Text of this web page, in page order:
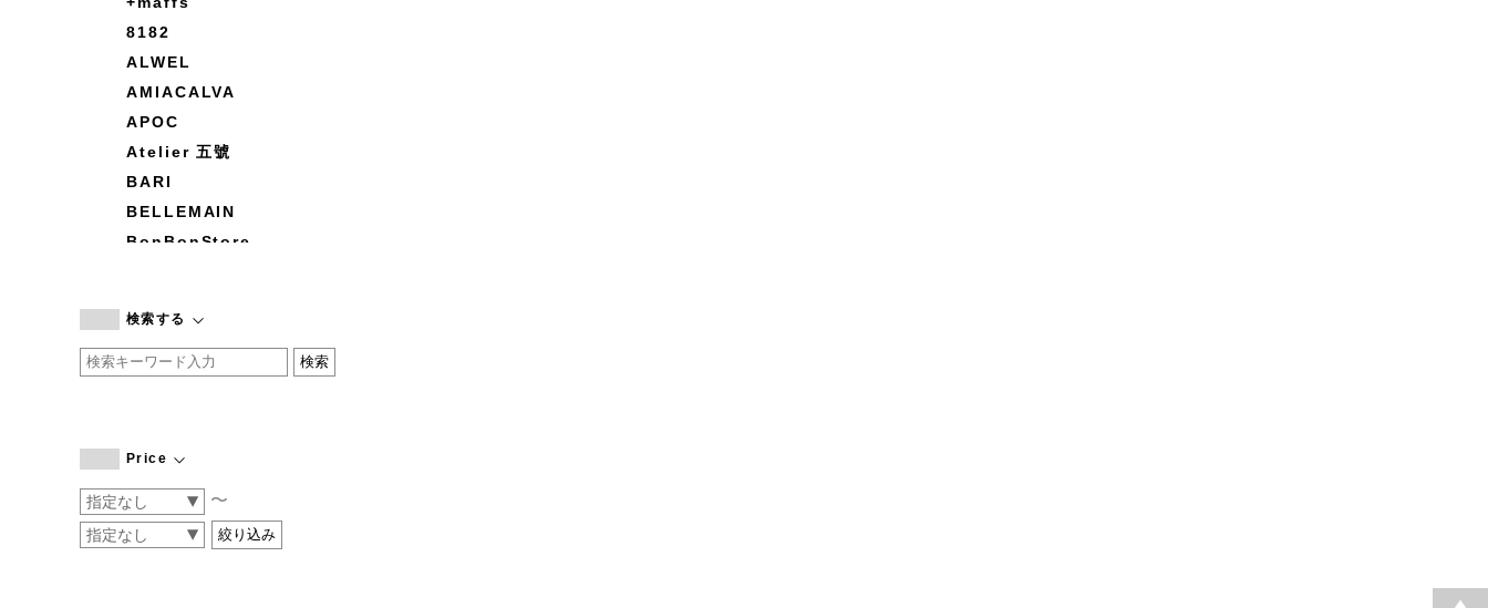
8182
ALWEL
AMIACALVA
APOC
Atelier 五號
BARI
BELLEMAIN
BonBonStore
by basics
CATWORTH
COGTHEBIGSMOKE
CONVERSE
DEAN & DELUCA
検索する
Price
〜